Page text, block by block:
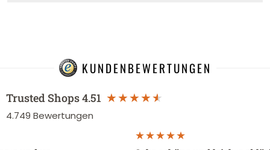
KUNDENBEWERTUNGEN
Trusted Shops4.51
4.749 Bewertungen